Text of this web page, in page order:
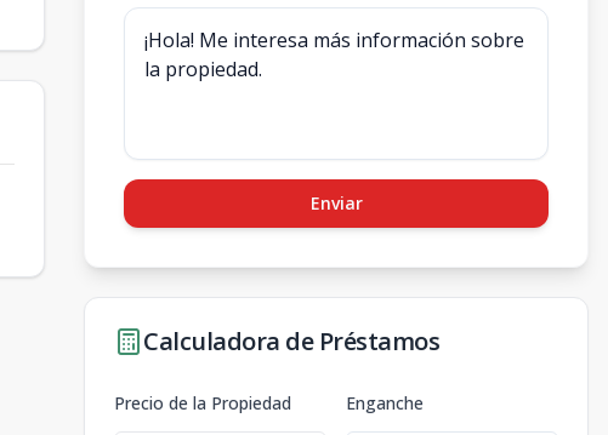
Enviar
Calculadora de Préstamos
Precio de la Propiedad Enganche